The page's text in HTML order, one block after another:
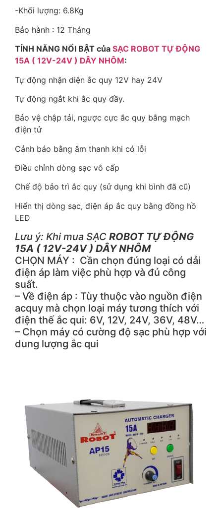
-Khối lượng: 6.8Kg
Bảo hành : 12 Tháng
TÍNH NĂNG NỔI BẬT của SẠC ROBOT TỰ ĐỘNG
15A ( 12V-24V ) DÂY NHÔM:
Tự động nhận diện ắc quy 12V hay 24V
Tự động ngắt khi ắc quy đầy.
Bảo vệ chập tải, ngược cực ắc quy bằng mạch
điện tử
Cảnh báo bằng âm thanh khi có lỗi
Điều chỉnh dòng sạc vô cấp
Chế độ bảo trì ắc quy (sử dụng khi bình đã cũ)
Hiển thị dòng sạc, điện áp ắc quy bằng đồng hồ
LED
Lưu ý: Khi mua SẠC ROBOT TỰ ĐỘNG
15A ( 12V-24V ) DÂY NHÔM
CHỌN MÁY : Cần chọn đúng loại có dải
điện áp làm việc phù hợp và đủ công
suất.
– Về điện áp : Tùy thuộc vào nguồn điện
acquy mà chọn loại máy tương thích với
điện thế ắc qui: 6V, 12V, 24V, 36V, 48V…
– Chọn máy có cường độ sạc phù hợp với
dung lượng ắc qui